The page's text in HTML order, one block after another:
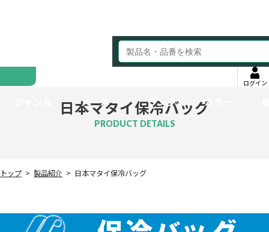
ログイン
メーカー ランク カラー
日本マタイ保冷バッグ
PRODUCT DETAILS
トップ 製品紹介 日本マタイ保冷バッグ